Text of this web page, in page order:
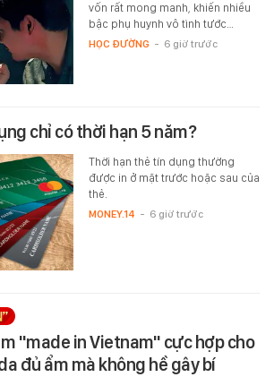
vốn rất mong manh, khiến nhiều
bậc phụ huynh vô tình tước…
HỌC ĐƯỜNG - 6 giờ trước
chỉ có thời hạn 5 năm?
Thời hạn thẻ tín dụng thường
được in ở mặt trước hoặc sau của
thẻ.
MONEY.14 - 6 giờ trước
"made in Vietnam" cực hợp cho
đủ ẩm mà không hề gây bí